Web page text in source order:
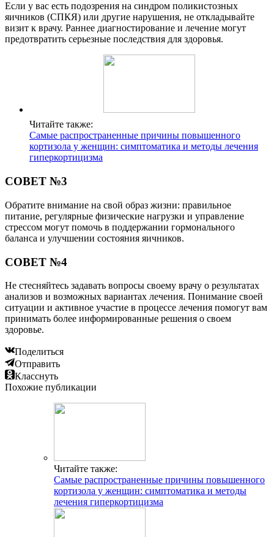
Если у вас есть подозрения на синдром поликистозных
яичников (СПКЯ) или другие нарушения, не откладывайте
визит к врачу. Раннее диагностирование и лечение могут
предотвратить серьезные последствия для здоровья.
Читайте также:
Самые распространенные причины повышенного
кортизола у женщин: симптоматика и методы лечения
гиперкортицизма
СОВЕТ №3
Обратите внимание на свой образ жизни: правильное
питание, регулярные физические нагрузки и управление
стрессом могут помочь в поддержании гормонального
баланса и улучшении состояния яичников.
СОВЕТ №4
Не стесняйтесь задавать вопросы своему врачу о результатах
анализов и возможных вариантах лечения. Понимание своей
ситуации и активное участие в процессе лечения помогут вам
принимать более информированные решения о своем
здоровье.
Поделиться
Отправить
Класснуть
Похожие публикации
Читайте также:
Самые распространенные причины повышенного
кортизола у женщин: симптоматика и методы
лечения гиперкортицизма